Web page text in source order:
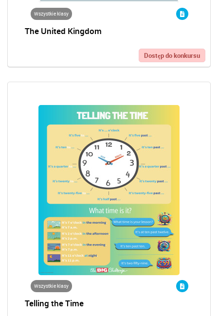
Wszystkie klasy
The United Kingdom
Dostęp do konkursu
Wszystkie klasy
Telling the Time